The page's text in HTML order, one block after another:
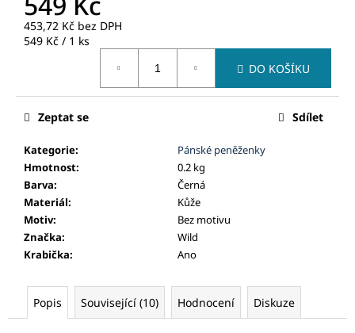
453,72 Kč bez DPH
Měrná
549 Kč / 1 ks
DO KOŠÍKU
Kategorie:
Pánské peněženky
Hmotnost:
0.2 kg
Barva:
Černá
Materiál:
Kůže
Motiv:
Bez motivu
Značka:
Wild
Krabička: Ano
Zeptat se Sdílet
Popis Související (10) Hodnocení Diskuze
m